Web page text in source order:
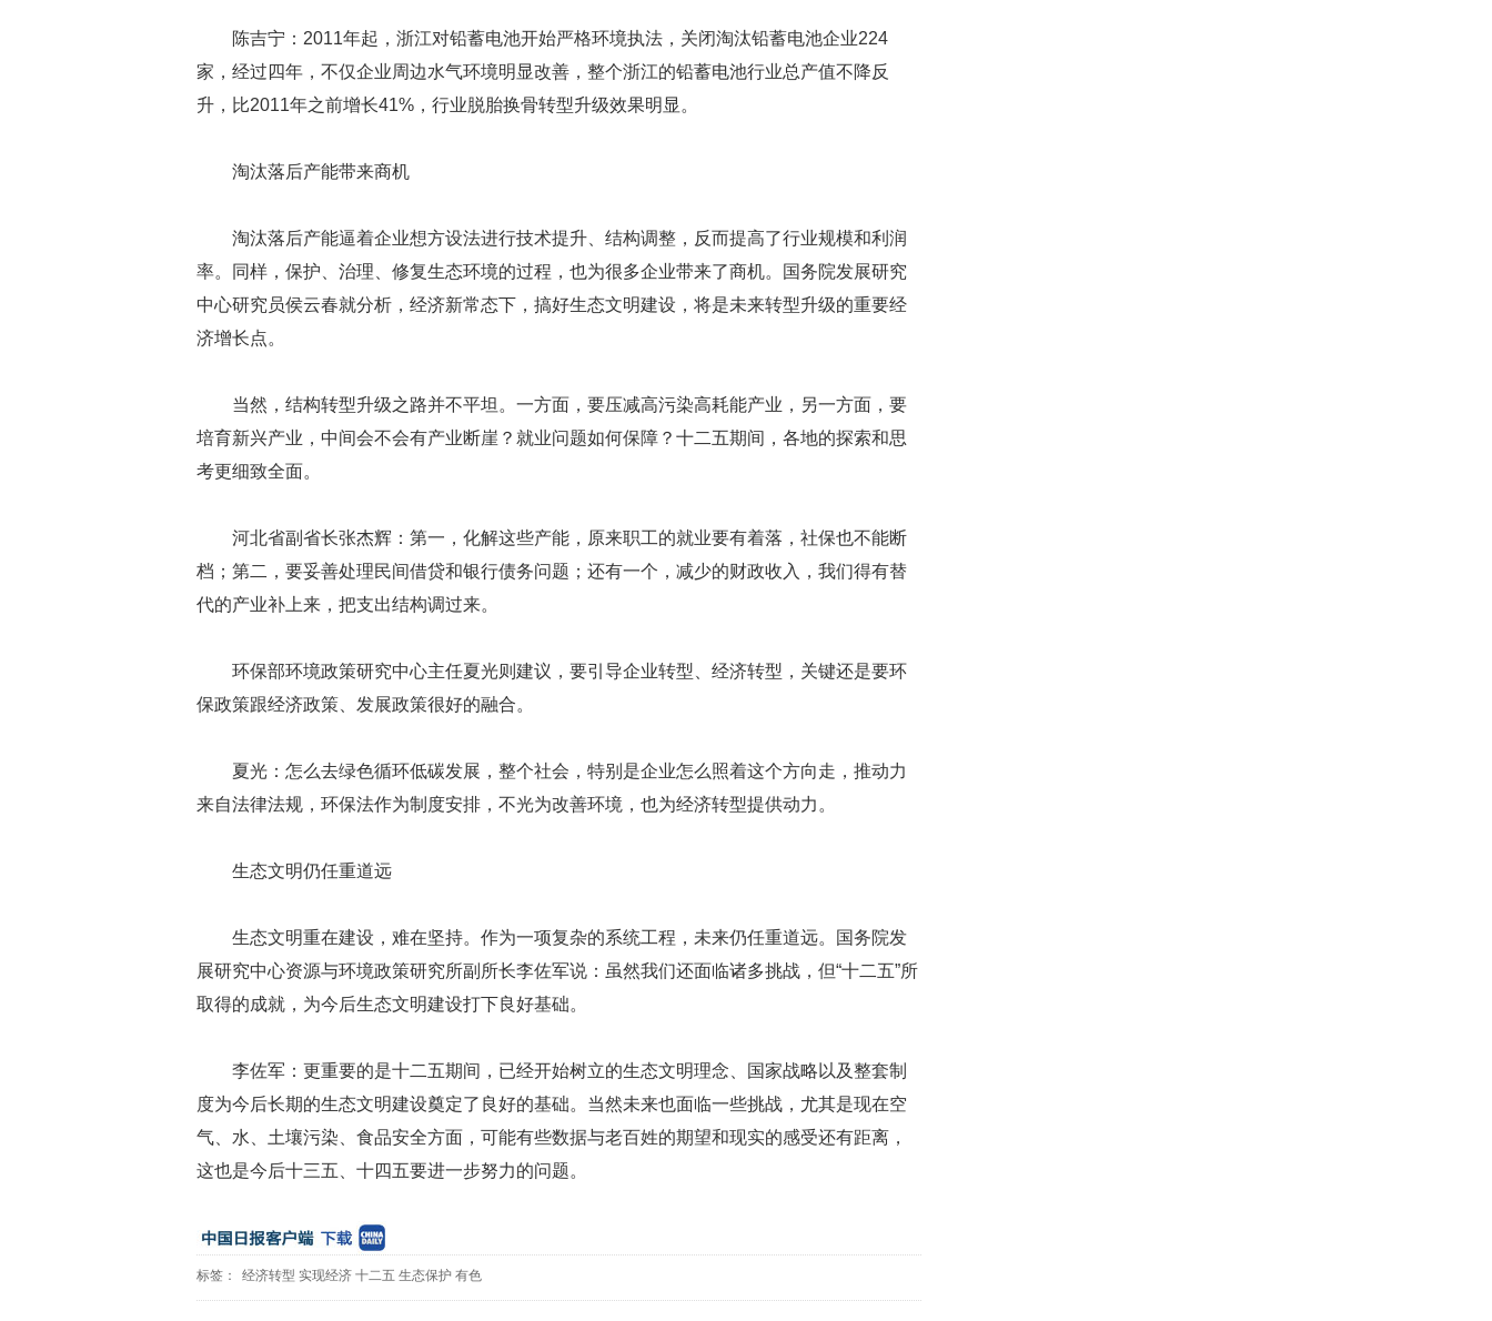
陈吉宁：2011年起，浙江对铅蓄电池开始严格环境执法，关闭淘汰铅蓄电池企业224
家，经过四年，不仅企业周边水气环境明显改善，整个浙江的铅蓄电池行业总产值不降反
升，比2011年之前增长41%，行业脱胎换骨转型升级效果明显。
淘汰落后产能带来商机
淘汰落后产能逼着企业想方设法进行技术提升、结构调整，反而提高了行业规模和利润
率。同样，保护、治理、修复生态环境的过程，也为很多企业带来了商机。国务院发展研究
中心研究员侯云春就分析，经济新常态下，搞好生态文明建设，将是未来转型升级的重要经
济增长点。
当然，结构转型升级之路并不平坦。一方面，要压减高污染高耗能产业，另一方面，要
培育新兴产业，中间会不会有产业断崖？就业问题如何保障？十二五期间，各地的探索和思
考更细致全面。
河北省副省长张杰辉：第一，化解这些产能，原来职工的就业要有着落，社保也不能断
档；第二，要妥善处理民间借贷和银行债务问题；还有一个，减少的财政收入，我们得有替
代的产业补上来，把支出结构调过来。
环保部环境政策研究中心主任夏光则建议，要引导企业转型、经济转型，关键还是要环
保政策跟经济政策、发展政策很好的融合。
夏光：怎么去绿色循环低碳发展，整个社会，特别是企业怎么照着这个方向走，推动力
来自法律法规，环保法作为制度安排，不光为改善环境，也为经济转型提供动力。
生态文明仍任重道远
生态文明重在建设，难在坚持。作为一项复杂的系统工程，未来仍任重道远。国务院发
展研究中心资源与环境政策研究所副所长李佐军说：虽然我们还面临诸多挑战，但“十二五”所
取得的成就，为今后生态文明建设打下良好基础。
李佐军：更重要的是十二五期间，已经开始树立的生态文明理念、国家战略以及整套制
度为今后长期的生态文明建设奠定了良好的基础。当然未来也面临一些挑战，尤其是现在空
气、水、土壤污染、食品安全方面，可能有些数据与老百姓的期望和现实的感受还有距离，
这也是今后十三五、十四五要进一步努力的问题。
标签： 经济转型 实现经济 十二五 生态保护 有色